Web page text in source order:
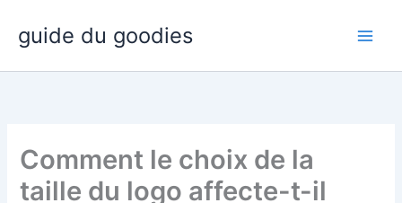
contenu
guide du goodies
Comment le choix de la
taille du logo affecte-t-il